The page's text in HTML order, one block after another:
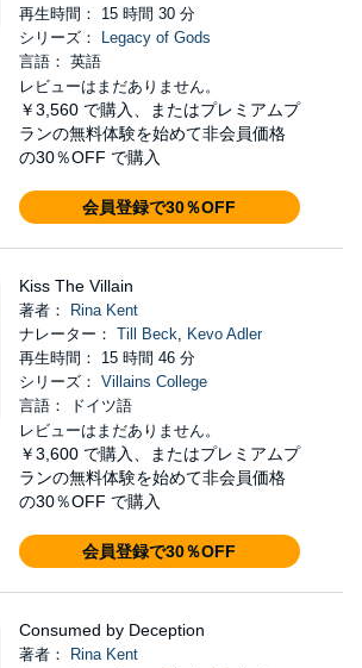
再生時間： 15 時間 30 分
シリーズ：
Legacy of Gods
言語： 英語
レビューはまだありません。
￥3,560 で購入、またはプレミアムプ
ランの無料体験を始めて非会員価格
の30％OFF で購入
会員登録で30％OFF
Kiss The Villain
著者：
Rina Kent
ナレーター： Till Beck, Kevo Adler
再生時間： 15 時間 46 分
シリーズ： Villains College
言語： ドイツ語
レビューはまだありません。
￥3,600 で購入、またはプレミアムプ
ランの無料体験を始めて非会員価格
の30％OFF で購入
会員登録で30％OFF
Consumed by Deception
著者：
Rina Kent